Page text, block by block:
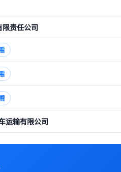
责任公司
运输有限公司